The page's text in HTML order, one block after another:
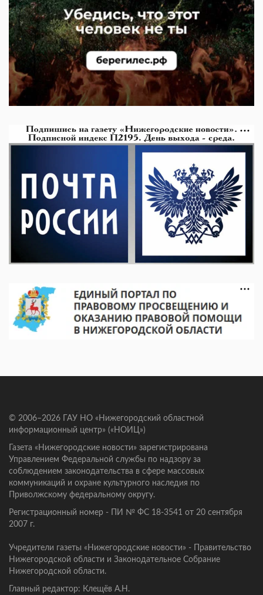
© 2006–2026 ГАУ НО «Нижегородский областной
информационный центр» («НОИЦ»)
Газета «Нижегородские новости» зарегистрирована
Управлением Федеральной службы по надзору за
соблюдением законодательства в сфере массовых
коммуникаций и охране культурного наследия по
Приволжскому федеральному округу.
Регистрационный номер - ПИ № ФС 18-3541 от 20 сентября
2007 г.
Учредители газеты «Нижегородские новости» - Правительство
Нижегородской области и Законодательное Собрание
Нижегородской области.
Главный редактор: Клещёв А.Н.